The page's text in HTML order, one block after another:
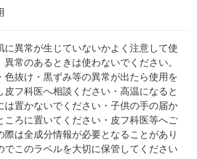
に異常が生じていないかよく注意して使
異常のあるときは使わないでください。
色抜け・黒ずみ等の異常が出たら使用を
皮フ科医へ相談ください・高温になると
は置かないでください・子供の手の届か
ころに置いてください・皮フ科医等へご
際は全成分情報が必要となることがあり
でこのラベルを大切に保管してください